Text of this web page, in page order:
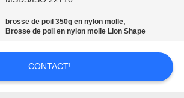
brosse de poil 350g en nylon molle,
Brosse de poil en nylon molle Lion Shape
CONTACT!